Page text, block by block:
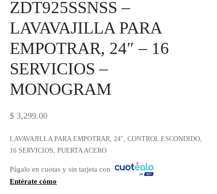
ZDT925SSNSS –
LAVAVAJILLA PARA
EMPOTRAR, 24″ – 16
SERVICIOS –
MONOGRAM
$ 3,299.00
LAVAVAJILLA PARA EMPOTRAR, 24″, CONTROL ESCONDIDO,
16 SERVICIOS, PUERTA ACERO
Págalo en cuotas y sin tarjeta con
Entérate cómo